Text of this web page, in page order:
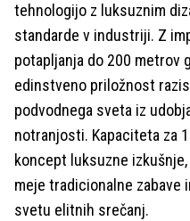
tehnologijo z luksuznim
standarde v industriji. Z
potapljanja do 200 metrov
edinstveno priložnost
podvodnega sveta iz
notranjosti. Kapaciteta za
koncept luksuzne
meje tradicionalne zabave
svetu elitnih srečanj.